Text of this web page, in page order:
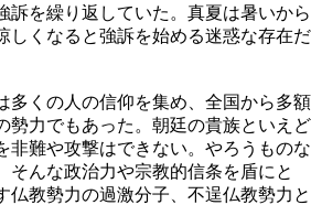
訴を繰り返していた。真夏は暑いから
しくなると強訴を始める迷惑な存在だ
多くの人の信仰を集め、全国から多額
勢力でもあった。朝廷の貴族といえど
非難や攻撃はできない。やろうものな
そんな政治力や宗教的信条を盾にと
仏教勢力の過激分子、不逞仏教勢力と